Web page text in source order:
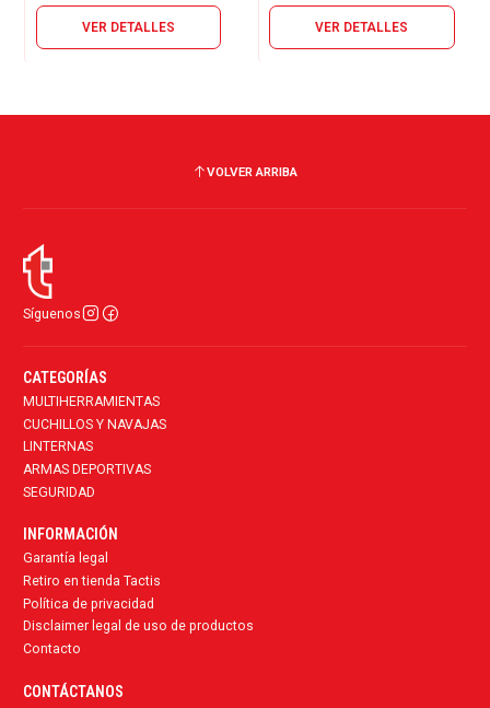
VER DETALLES VER DETALLES
VOLVER ARRIBA
Síguenos
CATEGORÍAS
MULTIHERRAMIENTAS
CUCHILLOS Y NAVAJAS
LINTERNAS
ARMAS DEPORTIVAS
SEGURIDAD
INFORMACIÓN
Garantía legal
Retiro en tienda Tactis
Política de privacidad
Disclaimer legal de uso de productos
Contacto
CONTÁCTANOS